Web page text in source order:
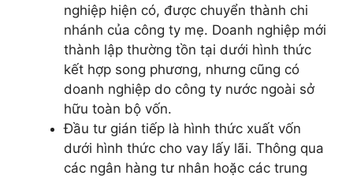
nghiệp hiện có, được chuyển thành chi
nhánh của công ty mẹ. Doanh nghiệp mới
thành lập thường tồn tại dưới hình thức
kết hợp song phương, nhưng cũng có
doanh nghiệp do công ty nước ngoài sở
hữu toàn bộ vốn.
Đầu tư gián tiếp là hình thức xuất vốn
dưới hình thức cho vay lấy lãi. Thông qua
các ngân hàng tư nhân hoặc các trung